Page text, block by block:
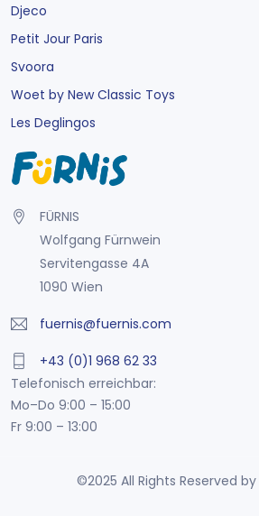
Djeco
Petit Jour Paris
Svoora
Woet by New Classic Toys
Les Deglingos
FÜRNIS
Wolfgang Fürnwein
Servitengasse 4A
1090 Wien
fuernis@fuernis.com
+43 (0)1 968 62 33
Telefonisch erreichbar:
Mo–Do 9:00 – 15:00
Fr 9:00 – 13:00
©2025 All Rights Reserved